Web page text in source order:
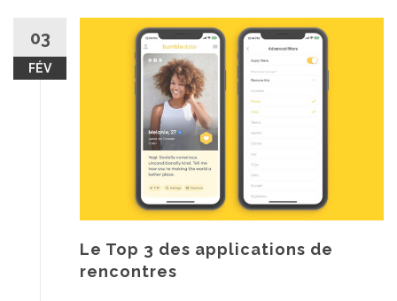
03
FÉV
Le Top 3 des applications de
rencontres